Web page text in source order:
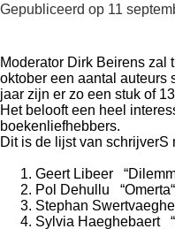
Gepubliceerd op 11
Moderator Dirk Beirens zal
oktober een aantal auteurs
jaar zijn er zo een stuk of
Het belooft een heel
boekenliefhebbers.
Dit is de lijst van schrijverS
Geert Libeer
Pol Dehullu “Omerta“
Stephan
Sylvia Haeghebaert